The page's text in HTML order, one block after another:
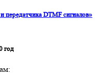
передатчика DTMF сигналов»
год